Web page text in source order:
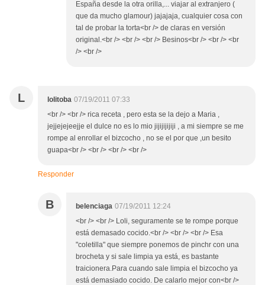
España desde la otra orilla,... viajar al extranjero (
que da mucho glamour) jajajaja, cualquier cosa con
tal de probar la torta<br /> de claras en versión
original.<br /> <br /> <br /> Besinos<br /> <br /> <br
/> <br />
L lolitoba 07/19/2011 07:33
<br /> <br /> rica receta , pero esta se la dejo a Maria ,
jejjejejeejje el dulce no es lo mio jijijijijiji , a mi siempre se me
rompe al enrollar el bizcocho , no se el por que ,un besito
guapa<br /> <br /> <br /> <br />
Responder
B belenciaga 07/19/2011 12:24
<br /> <br /> Loli, seguramente se te rompe porque
está demasado cocido.<br /> <br /> <br /> Esa
"coletilla" que siempre ponemos de pinchr con una
brocheta y si sale limpia ya está, es bastante
traicionera.Para cuando sale limpia el bizcocho ya
está demasiado cocido. De calarlo mejor con<br />